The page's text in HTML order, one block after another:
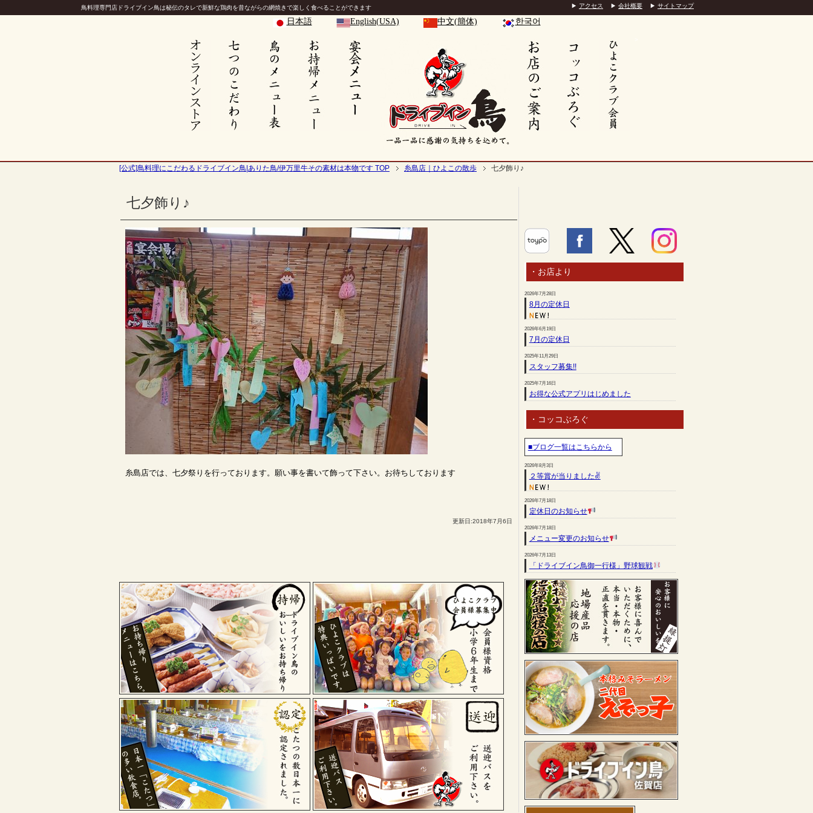
鳥料理専門店ドライブイン鳥は秘伝のタレで新鮮な鶏肉を昔ながらの網焼きで楽しく食べることができます
日本語 English(USA) 中文(簡体) 한국어
[公式]鳥料理にこだわるドライブイン鳥|ありた鳥/伊万里牛その素材は本物です TOP 糸島店｜ひよこの散歩 七夕飾り♪
七夕飾り♪
糸島店では、七夕祭りを行っております。願い事を書いて飾って下さい。お待ちしております
更新日:2018年7月6日
・お店より
2026年7月28日
8月の定休日
2026年6月19日
7月の定休日
2025年11月29日
スタッフ募集!!
2025年7月16日
お得な公式アプリはじめました
・コッコぶろぐ
■ブログ一覧はこちらから
2026年8月3日
２等賞が当りました✌
2026年7月18日
定休日のお知らせ
2026年7月18日
メニュー変更のお知らせ
2026年7月13日
「ドライブイン鳥御一行様」野球観戦
アクセス 会社概要 サイトマップ